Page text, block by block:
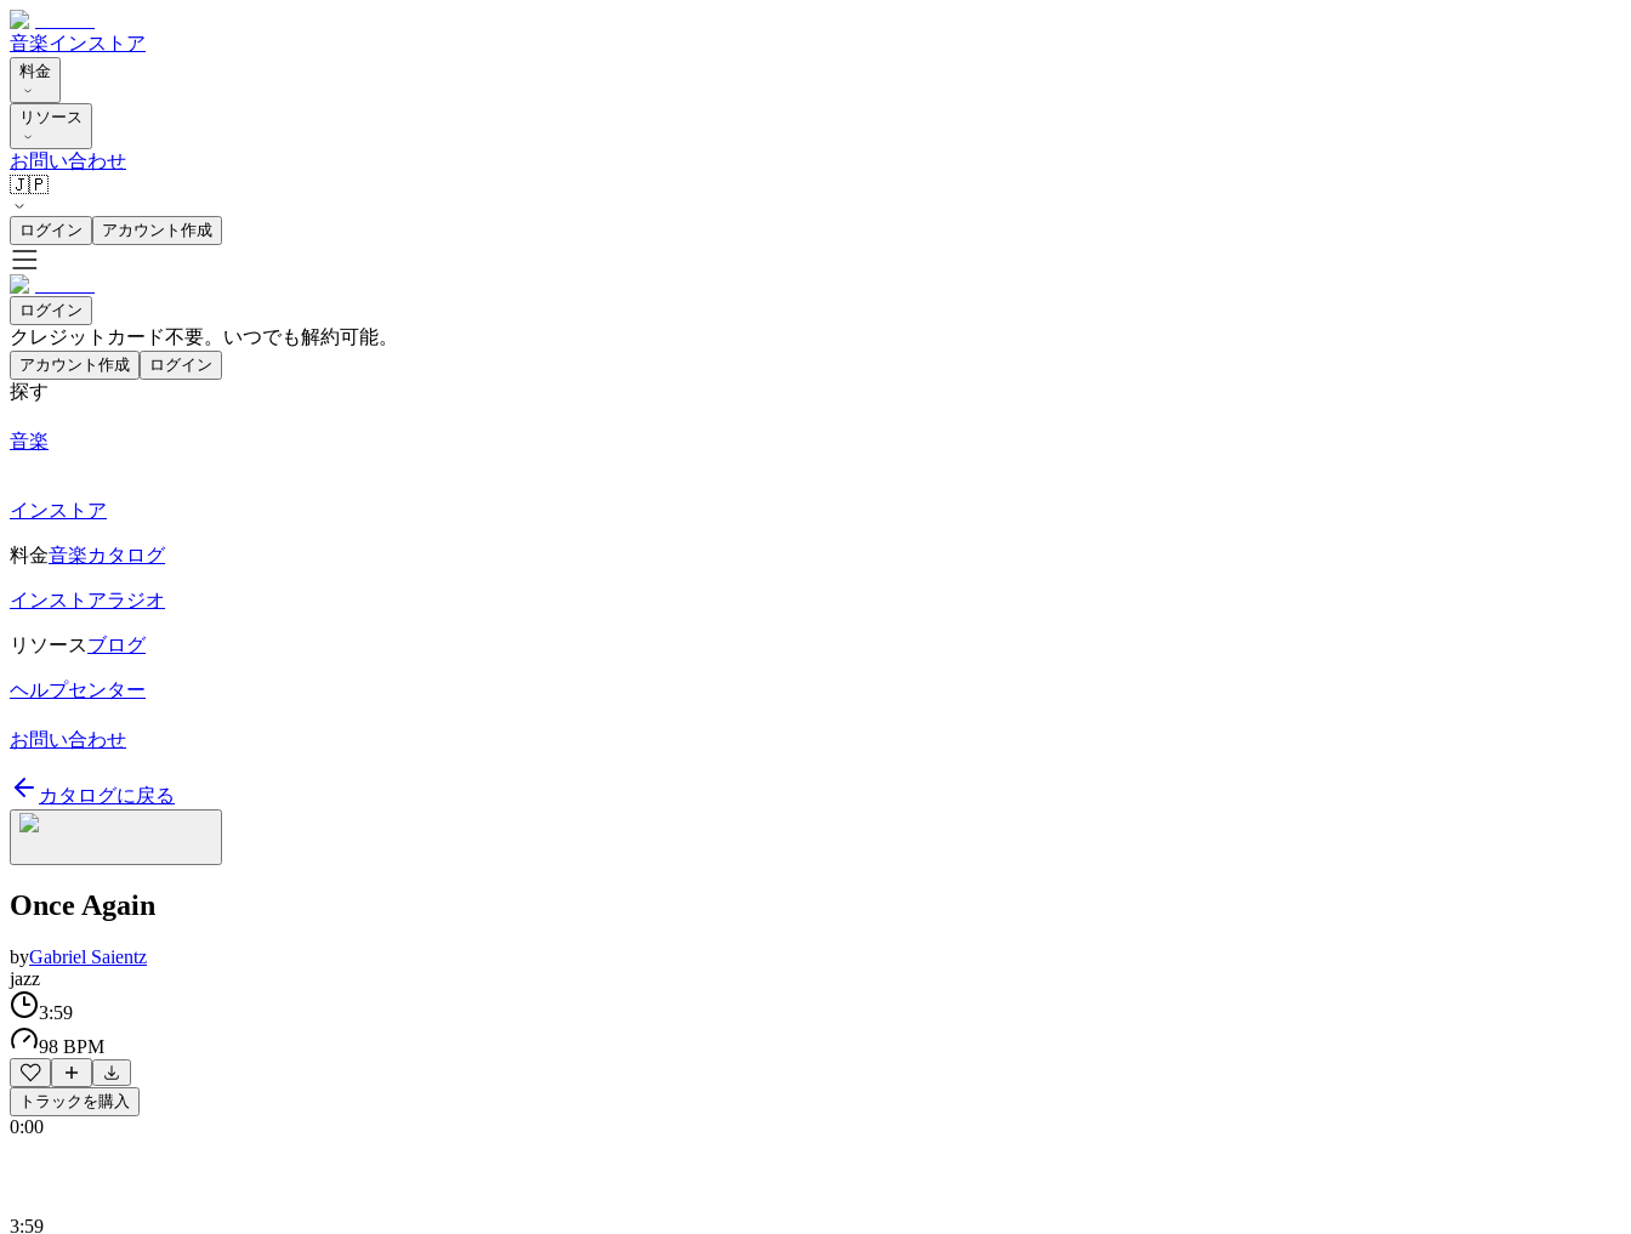
音楽インストア
料金
リソース
お問い合わせ
🇯🇵
ログイン アカウント作成
ログイン
クレジットカード不要。いつでも解約可能。
アカウント作成 ログイン
探す
音楽
インストア
料金音楽カタログ
インストアラジオ
リソースブログ
ヘルプセンター
お問い合わせ
カタログに戻る
Once Again
byGabriel Saientz
jazz
3:59
98 BPM
トラックを購入
0:00
3:59